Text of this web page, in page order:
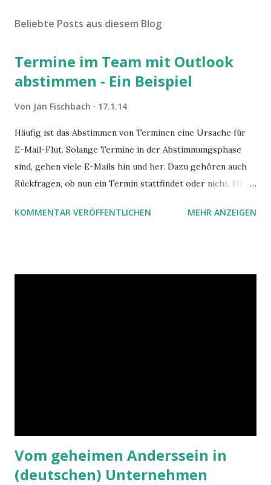
Beliebte Posts aus diesem Blog
Termine im Team mit Outlook
abstimmen - Ein Beispiel
Von Jan Fischbach 17.1.14
Häufig ist das Abstimmen von Terminen eine Ursache für
E-Mail-Flut. Solange Termine in der Abstimmungsphase
sind, gehen viele E-Mails hin und her. Dazu gehören auch
Rückfragen, ob nun ein Termin stattfindet oder nicht. Hier
Hilfe von Outlook.
KOMMENTAR VERÖFFENTLICHEN MEHR ANZEIGEN
Vom geheimen Anderssein in
(deutschen) Unternehmen